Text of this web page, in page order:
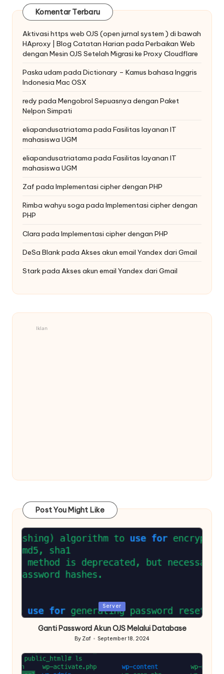
Komentar Terbaru
Aktivasi https web OJS (open jurnal system ) di bawah
HAproxy | Blog Catatan Harian pada Perbaikan Web
dengan Mesin OJS Setelah Migrasi ke Proxy Cloudflare
Paska udam pada Dictionary – Kamus bahasa Inggris
Indonesia Mac OSX
redy pada Mengobrol Sepuasnya dengan Paket
Nelpon Simpati
eliapandusatriatama pada Fasilitas layanan IT
mahasiswa UGM
eliapandusatriatama pada Fasilitas layanan IT
mahasiswa UGM
Zaf pada Implementasi cipher dengan PHP
Rimba wahyu soga pada Implementasi cipher dengan
PHP
Clara pada Implementasi cipher dengan PHP
DeSa Blankpada Akses akun email Yandex dari Gmail
Starkpada Akses akun email Yandex dari Gmail
Iklan
Post You Might Like
Posted
in
Server
Ganti Password Akun OJS Melalui Database
Posted
By Zaf September 18, 2024